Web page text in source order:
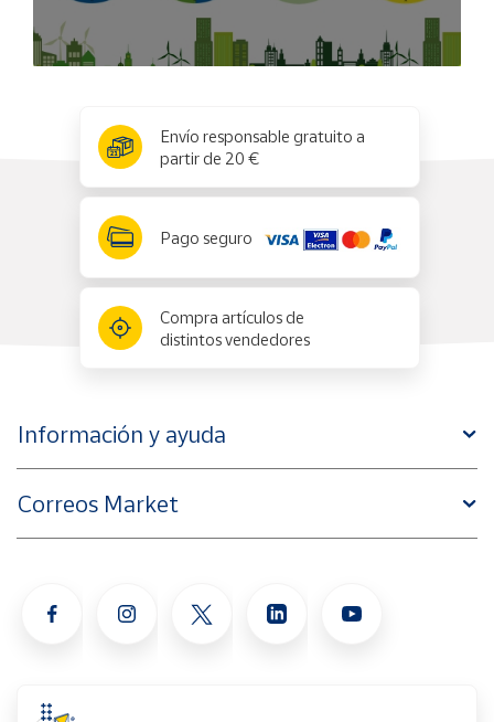
Envío responsable gratuito a
partir de 20 €
Pago seguro
Compra artículos de
distintos vendedores
Información y ayuda
Correos Market